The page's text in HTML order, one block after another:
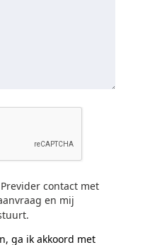
contact met
en mij
ga ik akkoord met